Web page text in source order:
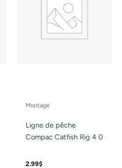
Montage
Ligne de pêche
Compac Catfish Rig 4 0
2.99$